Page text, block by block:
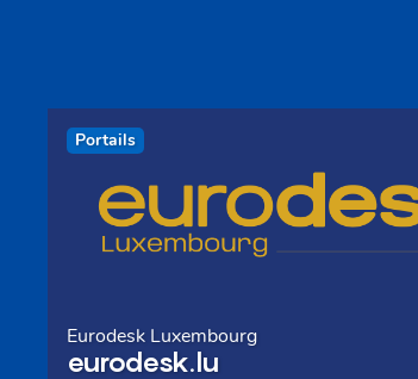
Portails
Eurodesk Luxembourg
eurodesk.lu